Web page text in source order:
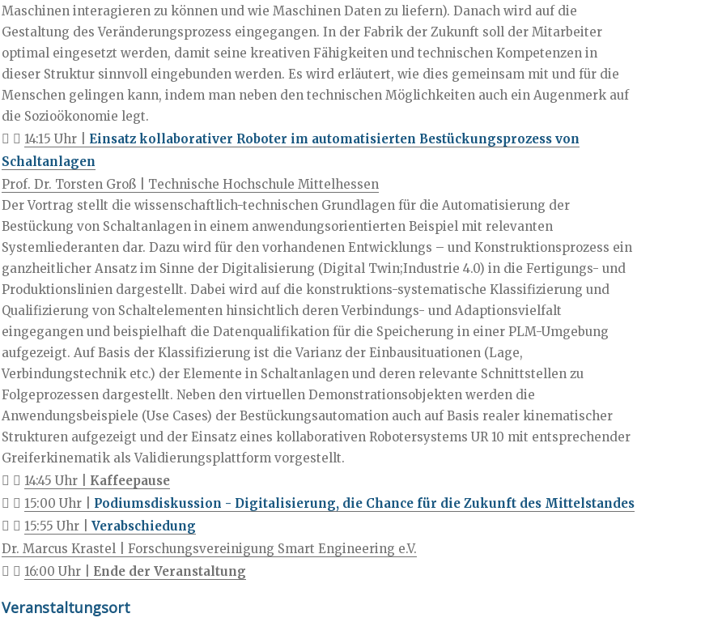
Maschinen interagieren zu können und wie Maschinen Daten zu liefern). Danach wird auf die
Gestaltung des Veränderungsprozess eingegangen. In der Fabrik der Zukunft soll der Mitarbeiter
optimal eingesetzt werden, damit seine kreativen Fähigkeiten und technischen Kompetenzen in
dieser Struktur sinnvoll eingebunden werden. Es wird erläutert, wie dies gemeinsam mit und für die
Menschen gelingen kann, indem man neben den technischen Möglichkeiten auch ein Augenmerk auf
die Sozioökonomie legt.
14:15 Uhr | Einsatz kollaborativer Roboter im automatisierten Bestückungsprozess von
Schaltanlagen
Prof. Dr. Torsten Groß | Technische Hochschule Mittelhessen
Der Vortrag stellt die wissenschaftlich-technischen Grundlagen für die Automatisierung der
Bestückung von Schaltanlagen in einem anwendungsorientierten Beispiel mit relevanten
Systemliederanten dar. Dazu wird für den vorhandenen Entwicklungs – und Konstruktionsprozess ein
ganzheitlicher Ansatz im Sinne der Digitalisierung (Digital Twin;Industrie 4.0) in die Fertigungs- und
Produktionslinien dargestellt. Dabei wird auf die konstruktions-systematische Klassifizierung und
Qualifizierung von Schaltelementen hinsichtlich deren Verbindungs- und Adaptionsvielfalt
eingegangen und beispielhaft die Datenqualifikation für die Speicherung in einer PLM-Umgebung
aufgezeigt. Auf Basis der Klassifizierung ist die Varianz der Einbausituationen (Lage,
Verbindungstechnik etc.) der Elemente in Schaltanlagen und deren relevante Schnittstellen zu
Folgeprozessen dargestellt. Neben den virtuellen Demonstrationsobjekten werden die
Anwendungsbeispiele (Use Cases) der Bestückungsautomation auch auf Basis realer kinematischer
Strukturen aufgezeigt und der Einsatz eines kollaborativen Robotersystems UR 10 mit entsprechender
Greiferkinematik als Validierungsplattform vorgestellt.
14:45 Uhr | Kaffeepause
15:00 Uhr | Podiumsdiskussion - Digitalisierung, die Chance für die Zukunft des Mittelstandes
15:55 Uhr | Verabschiedung
Dr. Marcus Krastel | Forschungsvereinigung Smart Engineering e.V.
16:00 Uhr | Ende der Veranstaltung
Veranstaltungsort